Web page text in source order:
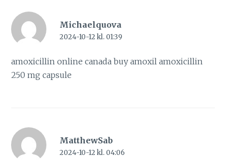
Michaelquova
2024-10-12 kl. 01:39
amoxicillin online canadabuy amoxil amoxicillin
250 mg capsule
MatthewSab
2024-10-12 kl. 04:06